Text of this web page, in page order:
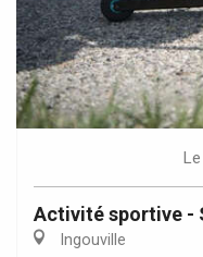
Le
Activité sportive -
Ingouville